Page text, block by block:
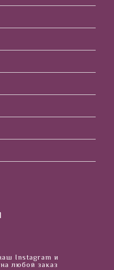
Instagram и
любой заказ